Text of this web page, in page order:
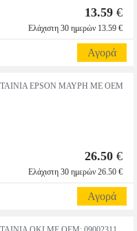
13.59 €
Ελάχιστη 30 ημερών 13.59 €
Αγορά
EPSON ΜΑΥΡΗ ME ΟΕΜ
26.50 €
Ελάχιστη 30 ημερών 26.50 €
Αγορά